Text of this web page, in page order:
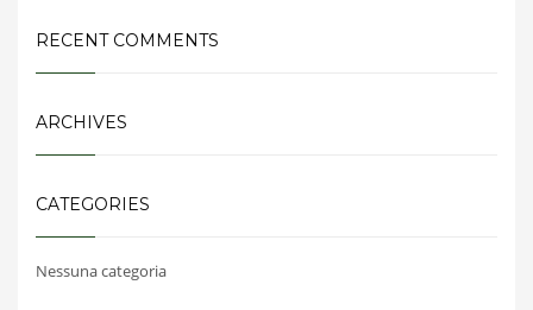
RECENT COMMENTS
ARCHIVES
CATEGORIES
Nessuna categoria